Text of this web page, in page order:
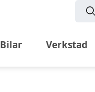
Bilar Verkstad